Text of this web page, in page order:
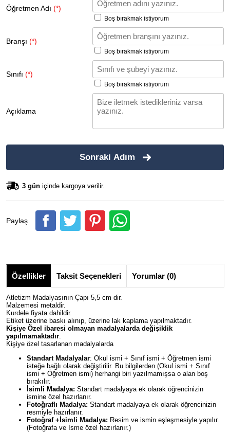
Öğretmen Adı (*)
Boş bırakmak istiyorum
Branşı (*)
Boş bırakmak istiyorum
Sınıfı (*)
Boş bırakmak istiyorum
Açıklama
Sonraki Adım
3 gün içinde kargoya verilir.
Paylaş
Özellikler Taksit Seçenekleri Yorumlar (0)
Atletizm Madalyasının Çapı 5,5 cm dir.
Malzemesi metaldir.
Kurdele fiyata dahildir.
Etiket üzerine baskı alınıp, üzerine lak kaplama yapılmaktadır.
Kişiye Özel ibaresi olmayan madalyalarda değişiklik
yapılmamaktadır.
Kişiye özel tasarlanan madalyalarda
Standart Madalyalar: Okul ismi + Sınıf ismi + Öğretmen ismi
isteğe bağlı olarak değiştirilir. Bu bilgilerden (Okul ismi + Sınıf
ismi + Öğretmen ismi) herhangi biri yazılmamışsa o alan boş
bırakılır.
İsimli Madalya: Standart madalyaya ek olarak öğrencinizin
ismine özel hazırlanır.
Fotoğraflı Madalya: Standart madalyaya ek olarak öğrencinizin
resmiyle hazırlanır.
Fotoğraf +İsimli Madalya: Resim ve ismin eşleşmesiyle yapılır.
(Fotoğrafa ve İsme özel hazırlanır.)